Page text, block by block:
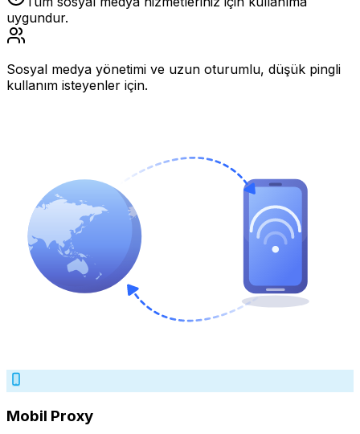
uygundur.
Sosyal medya yönetimi ve uzun oturumlu, düşük pingli
kullanım isteyenler için.
Mobil Proxy